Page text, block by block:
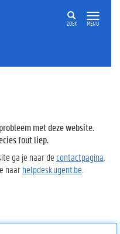
ZOEK MENU
met deze website.
fout liep.
ga je naar de contactpagina
naarhelpdesk.ugent.be